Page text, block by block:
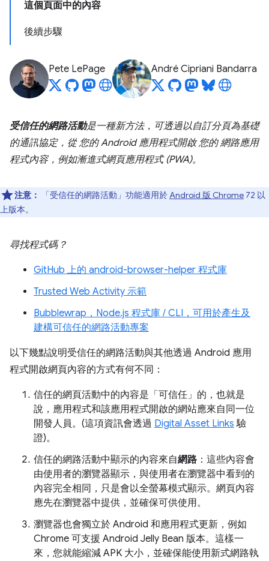
這個頁面中的內容
後續步驟
Pete LePage André Cipriani Bandarra
受信任的網路活動是一種新方法，可透過以自訂分頁為基礎
的通訊協定，從您的Android 應用程式開啟您的網路應用
程式內容，例如漸進式網頁應用程式 (PWA)。
注意： 「受信任的網路活動」功能適用於Android 版 Chrome 72 以
上版本。
尋找程式碼？
GitHub 上的 android-browser-helper 程式庫
Trusted Web Activity 示範
Bubblewrap，Node.js 程式庫 / CLI，可用於產生及
建構可信任的網路活動專案
以下幾點說明受信任的網路活動與其他透過 Android 應用
程式開啟網頁內容的方式有何不同：
信任的網頁活動中的內容是「可信任」 的，也就是
說，應用程式和該應用程式開啟的網站應來自同一位
開發人員。(這項資訊會透過 Digital Asset Links 驗
證)。
信任的網路活動中顯示的內容來自網路 ：這些內容會
由使用者的瀏覽器顯示，與使用者在瀏覽器中看到的
內容完全相同，只是會以全螢幕模式顯示。網頁內容
應先在瀏覽器中提供，並確保可供使用。
瀏覽器也會獨立於 Android 和應用程式更新，例如
Chrome 可支援 Android Jelly Bean 版本。這樣一
來，您就能縮減 APK 大小，並確保能使用新式網路執